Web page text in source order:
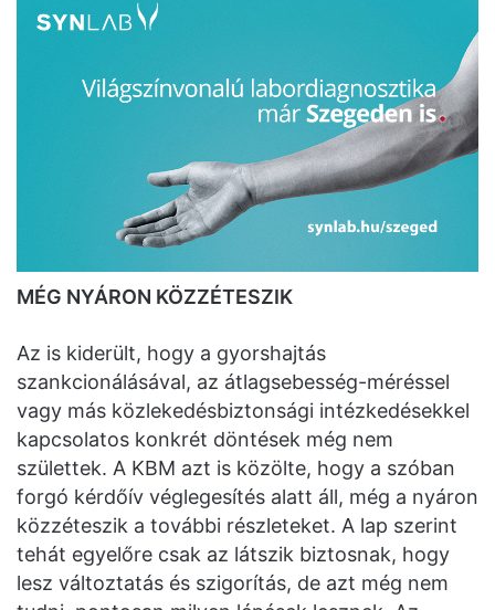
MÉG NYÁRON KÖZZÉTESZIK
Az is kiderült, hogy a gyorshajtás
szankcionálásával, az átlagsebesség-méréssel
vagy más közlekedésbiztonsági intézkedésekkel
kapcsolatos konkrét döntések még nem
születtek. A KBM azt is közölte, hogy a szóban
forgó kérdőív véglegesítés alatt áll, még a nyáron
közzéteszik a további részleteket. A lap szerint
tehát egyelőre csak az látszik biztosnak, hogy
lesz változtatás és szigorítás, de azt még nem